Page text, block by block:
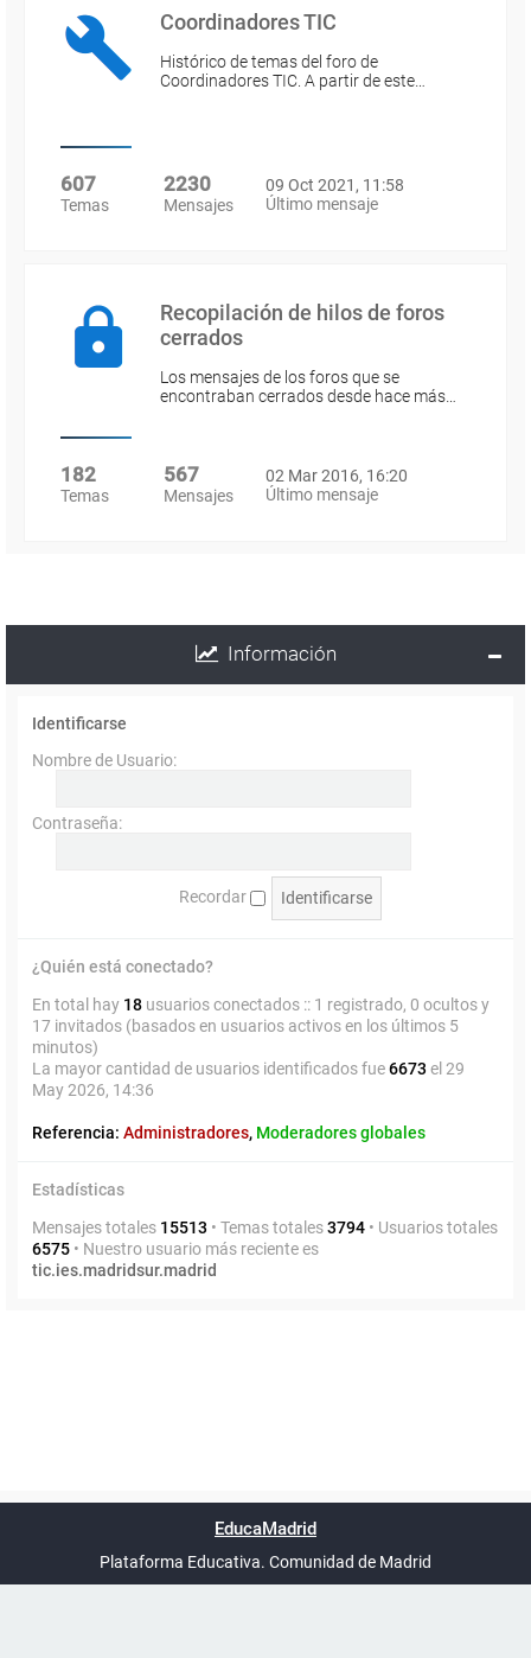
Coordinadores TIC
Histórico de temas del foro de
Coordinadores TIC. A partir de este…
607
Temas
2230
Mensajes
09 Oct 2021, 11:58
Último mensaje
Recopilación de hilos de foros
cerrados
Los mensajes de los foros que se
encontraban cerrados desde hace más…
182
Temas
567
Mensajes
02 Mar 2016, 16:20
Último mensaje
Información
Identificarse
Nombre de Usuario:
Contraseña:
Recordar
¿Quién está conectado?
En total hay 18 usuarios conectados :: 1 registrado, 0 ocultos y
17 invitados (basados en usuarios activos en los últimos 5
minutos)
La mayor cantidad de usuarios identificados fue6673 el 29
May 2026, 14:36
Referencia: Administradores, Moderadores globales
Estadísticas
Mensajes totales 15513 • Temas totales3794 • Usuarios totales
6575 • Nuestro usuario más reciente es
tic.ies.madridsur.madrid
UTC+02:00
phpBB España
EducaMadrid
Plataforma Educativa. Comunidad de Madrid